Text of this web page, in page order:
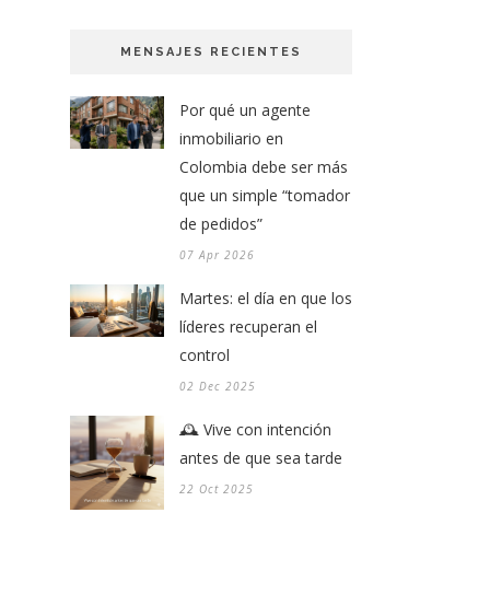
MENSAJES RECIENTES
Por qué un agente
inmobiliario en
Colombia debe ser más
que un simple “tomador
de pedidos”
07 Apr 2026
Martes: el día en que los
líderes recuperan el
control
02 Dec 2025
🕰️ Vive con intención
antes de que sea tarde
22 Oct 2025